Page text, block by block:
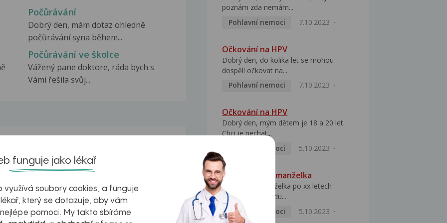
Počůrávání
Dobrý den, mám dotaz ohledně
počůrávání syna během...
Počůrávání ve školce
Vážený pane doktore, ráda bych s
Vámi řešila svůj...
poznám zda nemám...
Pohlavní nemoci
7.10.2023
Očkování na HPV
Dobrý den, do kolika let se mohou
dospělí očkovat na...
Pohlavní nemoci
7.10.2023
Očkování na HPV
Dobrý den, mým dětem je 18 a 20 let.
Chci je nechat...
Pohlavní nemoci
5.10.2023
HPV pozitivní manželka
Dobrý den, manželka po xx letech
přivezla z Východu...
Pohlavní nemoci
5.10.2023
funguje jako lékař
využívá soubory cookies, a funguje
který se dotazuje, aby vám
pomoci. My takto sbíráme